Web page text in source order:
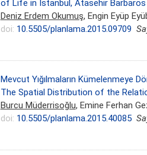
of Life in Istanbul, Atasehir
Deniz Erdem Okumuş, Engin Eyüp
doi: 10.5505/planlama.2015.09709
Mevcut Yığılmaların Kümelenmeye
The Spatial Distribution of the
Burcu Müderrisoğlu, Emine Ferhan
doi: 10.5505/planlama.2015.40085